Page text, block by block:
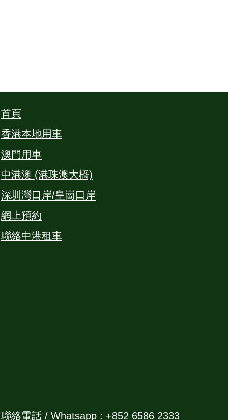
首頁
香港本地用車
澳門用車
中港澳 (港珠澳大橋)
深圳灣口岸/皇崗口岸
網上預約
聯絡中港租車
聯絡電話 / Whatsapp : +852 6586 2333